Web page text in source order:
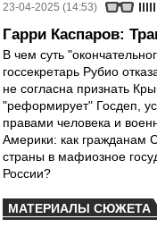
23-04-2025 (14:53)
Гарри Каспаров:
В чем суть
госсекретарь Рубио
не согласна признать
"реформирует" Госдеп,
правами человека и
Америки: как гражданам
страны в мафиозное
России?
МАТЕРИАЛЫ СЮЖЕТА